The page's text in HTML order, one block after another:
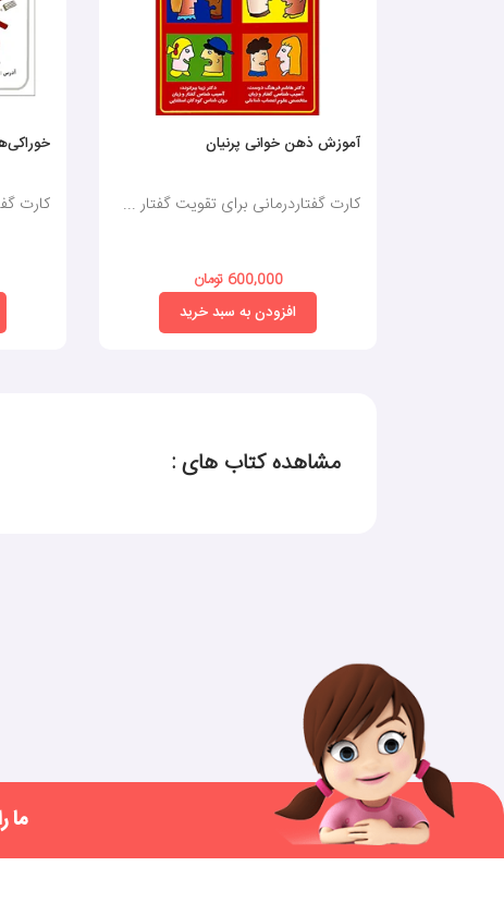
آموزش ذهن خوانی پرنیان
کارت گفتاردرمانی برای تقویت گفتار ...
600,000 تومان
افزودن به سبد خرید
کارت
مشاهده کتاب های :
ما